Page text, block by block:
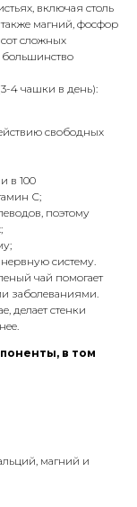
включая столь
магний, фосфор
сложных
4 чашки в день):
свободных
в 100
С;
поэтому
систему.
чай помогает
заболеваниями.
делает стенки
, в том
магний и